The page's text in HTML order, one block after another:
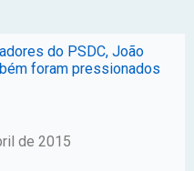
do PSDC, João
foram pressionados
de 2015